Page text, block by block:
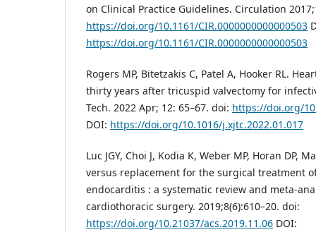
on Clinical Practice Guidelines. Circulation
https://doi.org/10.1161/CIR.0000000000000503
https://doi.org/10.1161/CIR.0000000000000503
Rogers MP, Bitetzakis C, Patel A, Hooker RL.
thirty years after tricuspid valvectomy for
Tech. 2022 Apr; 12: 65–67. doi: https://doi.org/
DOI: https://doi.org/10.1016/j.xjtc.2022.01.017
Luc JGY, Choi J, Kodia K, Weber MP, Horan DP,
versus replacement for the surgical treatment
endocarditis : a systematic review and meta-
cardiothoracic surgery. 2019;8(6):610–20. doi:
https://doi.org/10.21037/acs.2019.11.06 DOI: